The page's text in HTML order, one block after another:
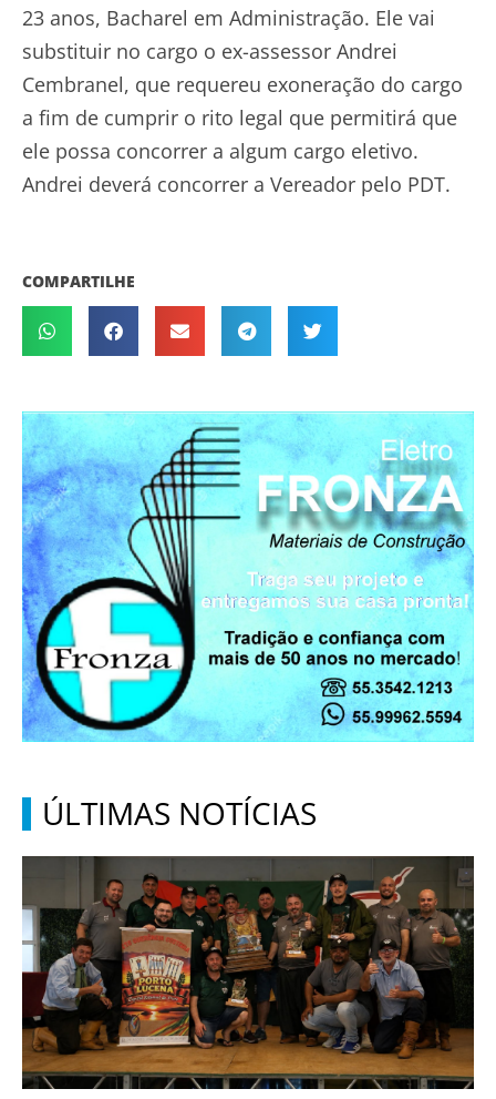
23 anos, Bacharel em Administração. Ele vai
substituir no cargo o ex-assessor Andrei
Cembranel, que requereu exoneração do cargo
a fim de cumprir o rito legal que permitirá que
ele possa concorrer a algum cargo eletivo.
Andrei deverá concorrer a Vereador pelo PDT.
COMPARTILHE
ÚLTIMAS NOTÍCIAS